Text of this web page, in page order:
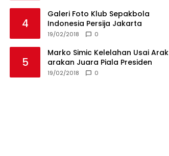
4
Galeri Foto Klub Sepakbola
Indonesia Persija Jakarta
19/02/2018 0
5
Marko Simic Kelelahan Usai Arak
arakan Juara Piala Presiden
19/02/2018 0